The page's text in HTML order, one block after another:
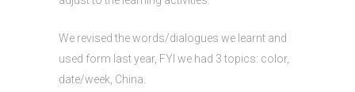
We revised the words/dialogues we learnt and
used form last year, FYI we had 3 topics: color,
date/week, China.